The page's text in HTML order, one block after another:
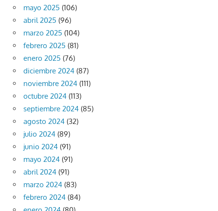
mayo 2025 (106)
abril 2025 (96)
marzo 2025 (104)
febrero 2025 (81)
enero 2025 (76)
diciembre 2024 (87)
noviembre 2024 (111)
octubre 2024 (113)
septiembre 2024 (85)
agosto 2024 (32)
julio 2024 (89)
junio 2024 (91)
mayo 2024 (91)
abril 2024 (91)
marzo 2024 (83)
febrero 2024 (84)